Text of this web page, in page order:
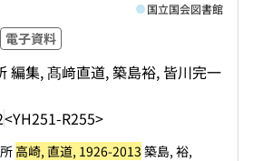
電子資料
編集, 髙﨑直道, 築島裕, 皆川完一
<YH251-R255>
国立国会図書館
高崎, 直道, 1926-2013 築島, 裕,